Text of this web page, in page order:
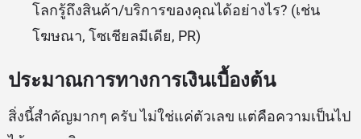
โลกรู้ถึงสินค้า/บริการของคุณได้อย่างไร? (เช่น
โฆษณา, โซเชียลมีเดีย, PR)
ประมาณการทางการเงินเบื้องต้น
สิ่งนี้สำคัญมากๆ ครับ ไม่ใช่แค่ตัวเลข แต่คือความเป็นไป